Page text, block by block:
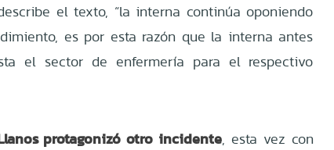
el texto, “la interna continúa oponiendo
es por esta razón que la interna antes
el sector de enfermería para el respectivo
protagonizó otro incidente, esta vez con